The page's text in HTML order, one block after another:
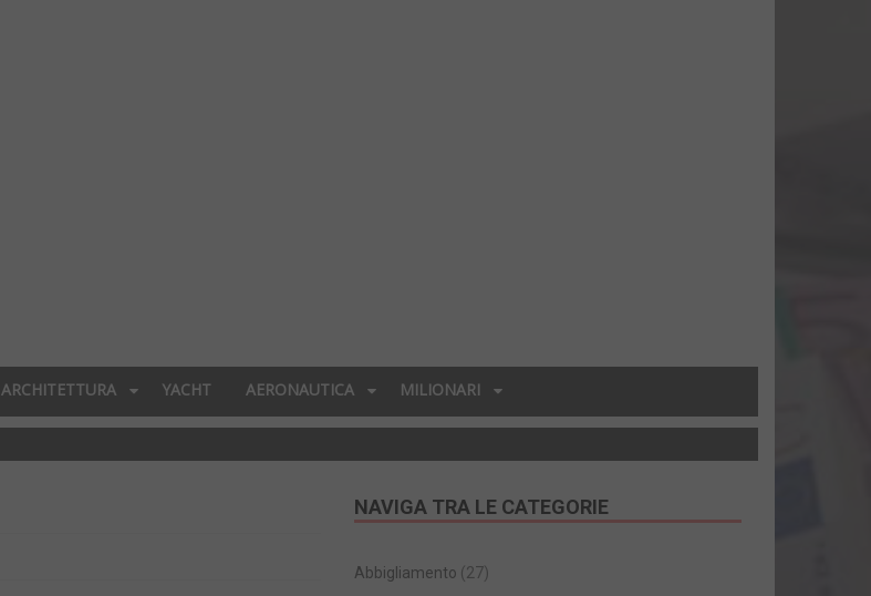
ARCHITETTURA YACHT AERONAUTICA MILIONARI
NAVIGA TRA LE CATEGORIE
Abbigliamento (27)